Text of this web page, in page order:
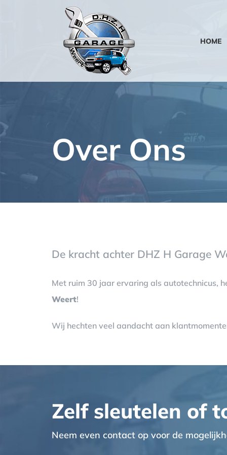
HOME
Over Ons
De kracht achter DHZ H Garage
Met ruim 30 jaar ervaring als autotechnicus,
Weert!
Wij hechten veel aandacht aan
Zelf sleutelen of
Neem even contact op voor de